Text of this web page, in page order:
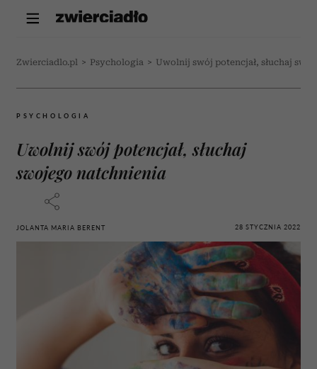
Zwierciadlo.pl > Psychologia > Uwolnij swój potencjał, słuchaj
PSYCHOLOGIA
Uwolnij swój potencjał, słuchaj
swojego natchnienia
JOLANTA MARIA BERENT 28 STYCZNIA 2022